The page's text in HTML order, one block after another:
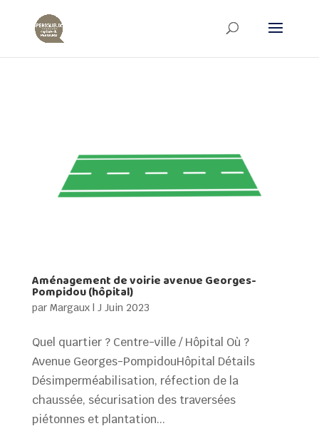
Aménagement de voirie avenue Georges-
Pompidou (hôpital)
par Margaux| J Juin 2023
Quel quartier ? Centre-ville / Hôpital Où ?
Avenue Georges-PompidouHôpital Détails
Désimperméabilisation, réfection de la
chaussée, sécurisation des traversées
piétonnes et plantation...